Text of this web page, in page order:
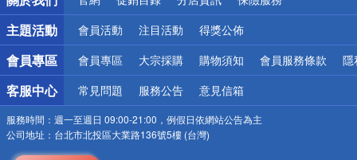
詐騙網頁！請小心！
主題活動 會員活動 注目活動 得獎公佈
會員專區 會員專區 大宗採購 購物須知 會員服務條款 隱
客服中心 常見問題 服務公告 意見信箱
服務時間： 週一至週日 09:00-21:00，例假日依網站公告為主
公司地址： 台北市北投區大業路136號5樓 (台灣)